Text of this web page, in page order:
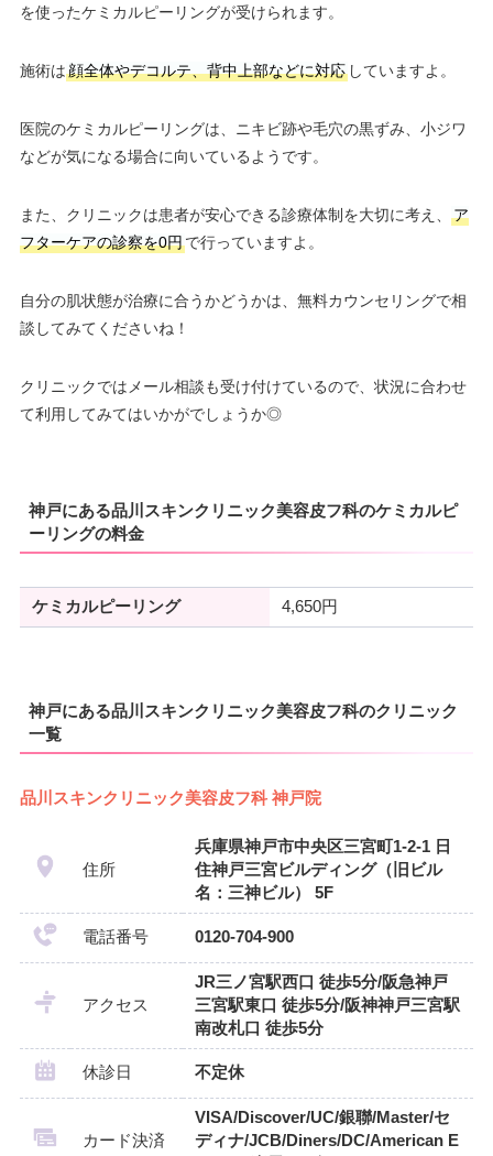
を使ったケミカルピーリングが受けられます。
施術は顔全体やデコルテ、背中上部などに対応していますよ。
医院のケミカルピーリングは、ニキビ跡や毛穴の黒ずみ、小ジワ
などが気になる場合に向いているようです。
また、クリニックは患者が安心できる診療体制を大切に考え、
ア
フターケアの診察を0円で行っていますよ。
自分の肌状態が治療に合うかどうかは、無料カウンセリングで相
談してみてくださいね！
クリニックではメール相談も受け付けているので、状況に合わせ
て利用してみてはいかがでしょうか◎
神戸にある品川スキンクリニック美容皮フ科のケミカルピ
ーリングの料金
ケミカルピーリング 4,650円
神戸にある品川スキンクリニック美容皮フ科のクリニック
一覧
品川スキンクリニック美容皮フ科 神戸院
住所
兵庫県神戸市中央区三宮町1-2-1 日
住神戸三宮ビルディング（旧ビル
名：三神ビル） 5F
電話番号 0120-704-900
アクセス
JR三ノ宮駅西口 徒歩5分/阪急神戸
三宮駅東口 徒歩5分/阪神神戸三宮駅
南改札口 徒歩5分
休診日 不定休
カード決済
VISA/Discover/UC/銀聯/Master/セ
ディナ/JCB/Diners/DC/American E